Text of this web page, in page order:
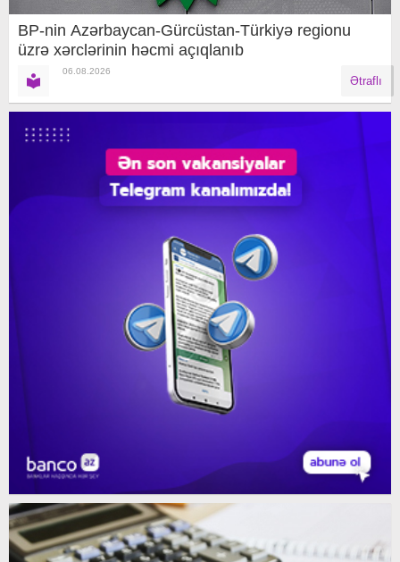
BP-nin Azərbaycan-Gürcüstan-Türkiyə regionu
üzrə xərclərinin həcmi açıqlanıb
06.08.2026
Ətraflı